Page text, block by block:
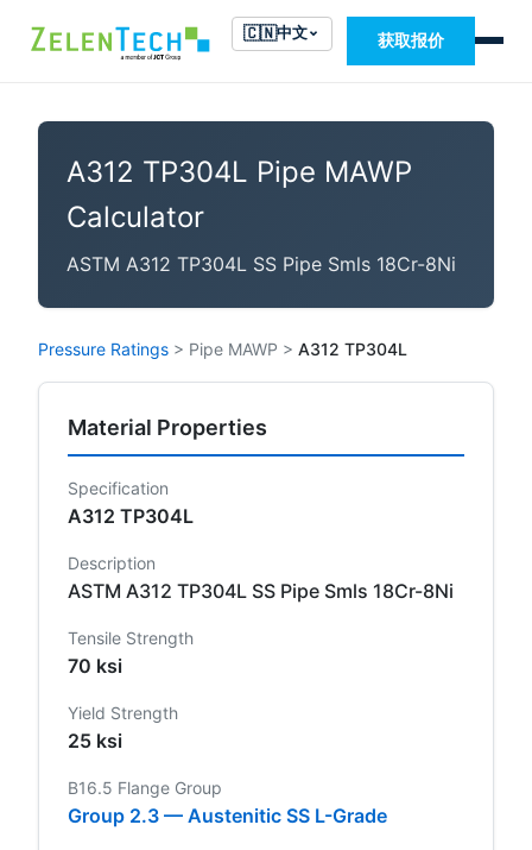
🇨🇳中文 获取报价
A312 TP304L Pipe MAWP
Calculator
ASTM A312 TP304L SS Pipe Smls 18Cr-8Ni
Pressure Ratings > Pipe MAWP > A312 TP304L
Material Properties
Specification
A312 TP304L
Description
ASTM A312 TP304L SS Pipe Smls 18Cr-8Ni
Tensile Strength
70 ksi
Yield Strength
25 ksi
B16.5 Flange Group
Group 2.3 — Austenitic SS L-Grade